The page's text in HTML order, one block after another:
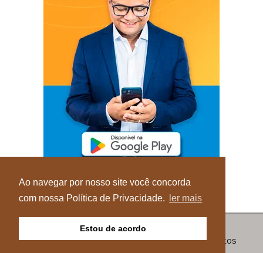
Ao navegar por nosso site você concorda
com nossa Política de Privacidade.
ler mais
Estou de acordo
© Copyright 2026 - Blog do Elvis - Todos os direitos